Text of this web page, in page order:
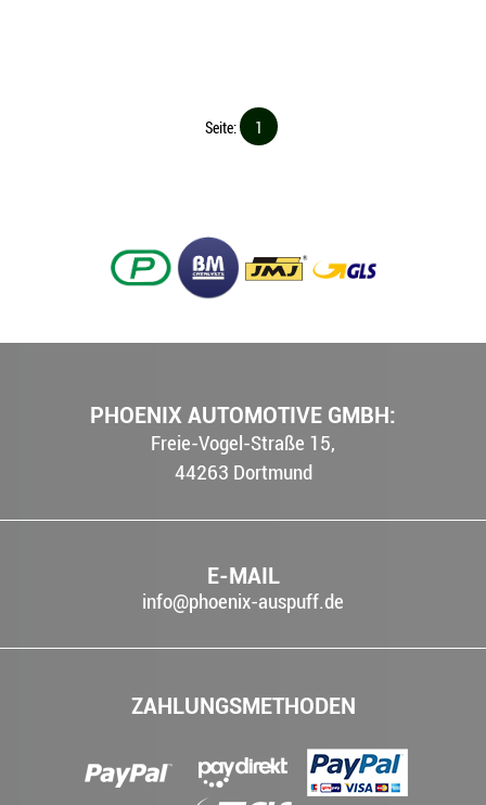
Seite: 1
PHOENIX AUTOMOTIVE GMBH:
Freie-Vogel-Straße 15,
44263 Dortmund
E-MAIL
info@phoenix-auspuff.de
ZAHLUNGSMETHODEN